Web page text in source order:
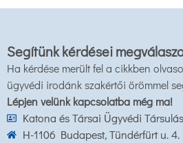
Segítünk kérdései
Ha kérdése merült fel a cikkben
ügyvédi irodánk szakértői örömmel
Lépjen velünk kapcsolatba még ma!
Katona és Társai Ügyvédi Társulás
H-1106 Budapest, Tündérfürt u. 4.